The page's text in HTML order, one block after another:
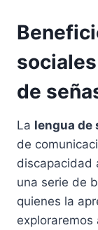
de
La lengua de
de
discapacidad
una serie de
quienes la
exploraremos